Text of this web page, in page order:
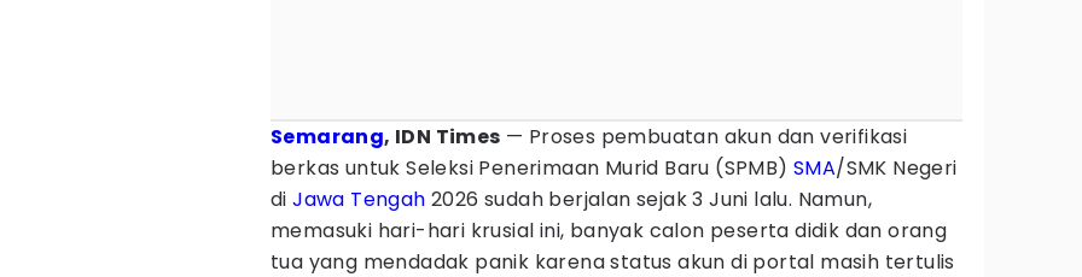
Semarang, IDN Times — Proses pembuatan akun dan verifikasi
berkas untuk Seleksi Penerimaan Murid Baru (SPMB) SMA/SMK Negeri
diJawa Tengah 2026 sudah berjalan sejak 3 Juni lalu. Namun,
memasuki hari-hari krusial ini, banyak calon peserta didik dan orang
tua yang mendadak panik karena status akun di portal masih tertulis